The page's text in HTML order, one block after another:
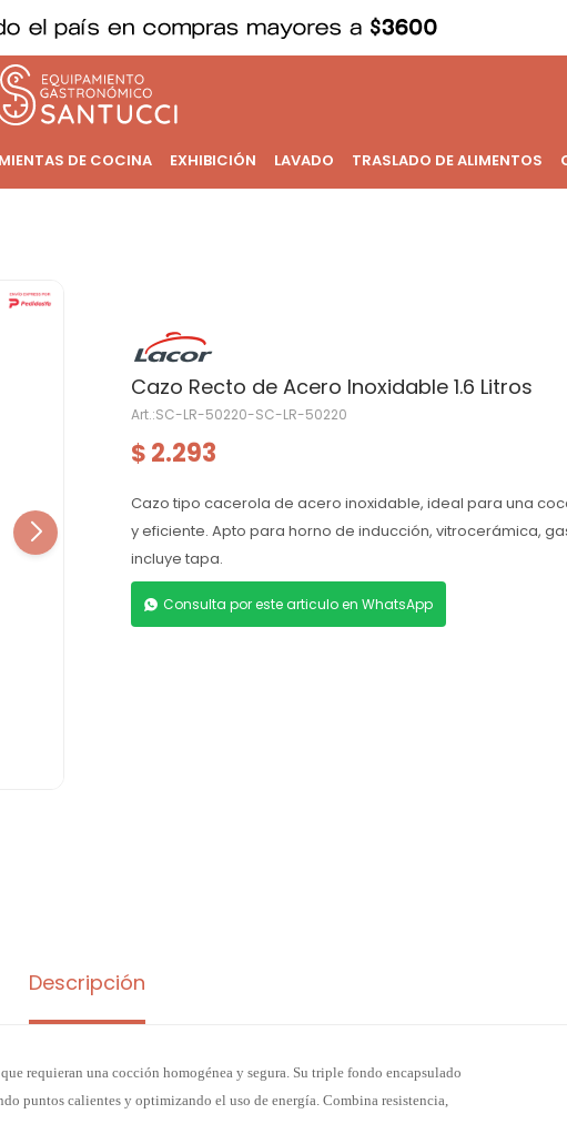
DE COCINA EXHIBICIÓN LAVADO TRASLADO DE ALIMENTOS
Cazo Recto de Acero Inoxidable 1.6 Litros
SC-LR-50220-SC-LR-50220
$ 2.293
Cazo tipo cacerola de acero inoxidable, ideal para una
y eficiente. Apto para horno de inducción, vitrocerámica,
incluye tapa.
Consulta por este articulo en WhatsApp
Descripción
que requieran una cocción homogénea y segura. Su triple fondo encapsulado
puntos calientes y optimizando el uso de energía. Combina resistencia,